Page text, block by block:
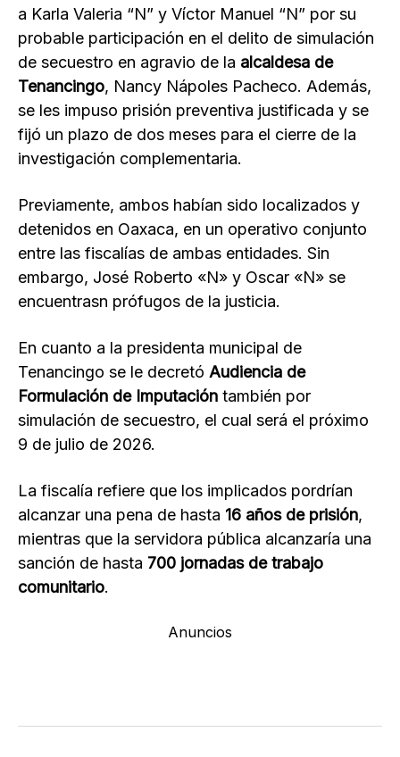
a Karla Valeria “N” y Víctor Manuel “N” por su
probable participación en el delito de simulación
de secuestro en agravio de la alcaldesa de
Tenancingo, Nancy Nápoles Pacheco. Además,
se les impuso prisión preventiva justificada y se
fijó un plazo de dos meses para el cierre de la
investigación complementaria.
Previamente, ambos habían sido localizados y
detenidos en Oaxaca, en un operativo conjunto
entre las fiscalías de ambas entidades. Sin
embargo, José Roberto «N» y Oscar «N» se
encuentrasn prófugos de la justicia.
En cuanto a la presidenta municipal de
Tenancingo se le decretó Audiencia de
Formulación de Imputación también por
simulación de secuestro, el cual será el próximo
9 de julio de 2026.
La fiscalía refiere que los implicados pordrían
alcanzar una pena de hasta 16 años de prisión,
mientras que la servidora pública alcanzaría una
sanción de hasta 700 jornadas de trabajo
comunitario.
Anuncios